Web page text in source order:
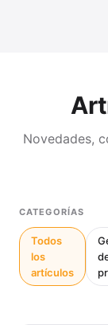
Novedades,
CATEGORÍAS
Todos
los
artículos